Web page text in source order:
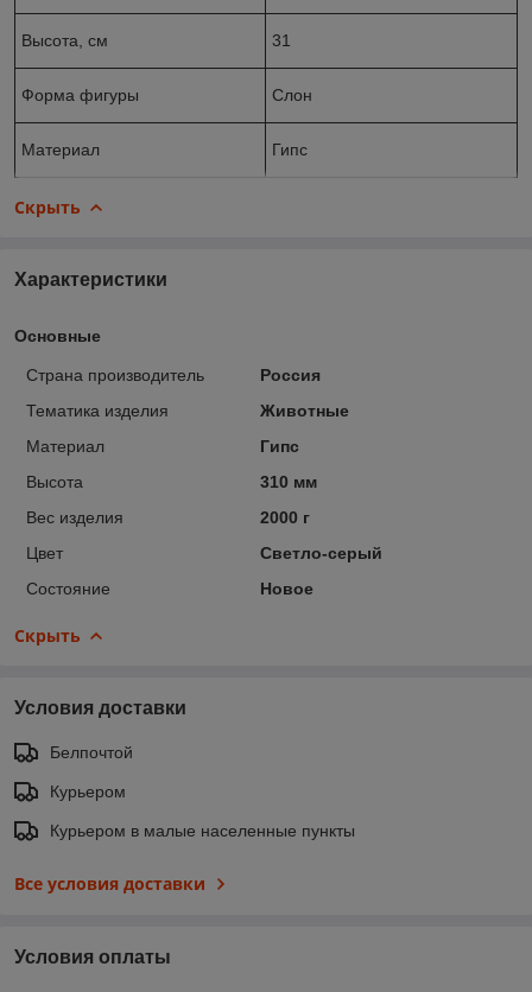
Высота, см 31
Форма фигуры Слон
Материал Гипс
Скрыть
Характеристики
Основные
Страна производитель
Россия
Тематика изделия
Животные
Материал
Гипс
Высота
310 мм
Вес изделия
2000 г
Цвет
Светло-серый
Состояние
Новое
Скрыть
Условия доставки
Белпочтой
Курьером
Курьером в малые населенные пункты
Все условия доставки
Условия оплаты